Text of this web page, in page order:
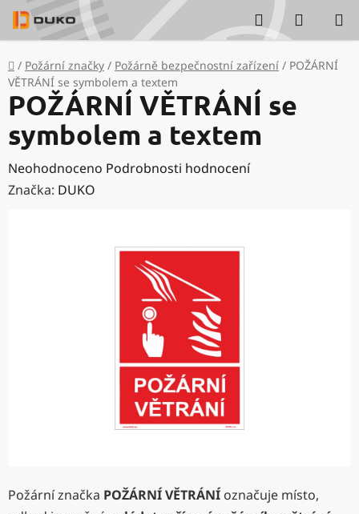
Přejít
na
obsah
Hledat
KOŠÍK
Domů
/ Požární značky / Požárně bezpečnostní zařízení / POŽÁRNÍ
VĚTRÁNÍ se symbolem a textem
Požární značka POŽÁRNÍ VĚTRÁNÍ označuje místo,
POŽÁRNÍ VĚTRÁNÍ se
symbolem a textem
Průměrné
hodnocení
Neohodnoceno Podrobnosti hodnocení
Značka: DUKO